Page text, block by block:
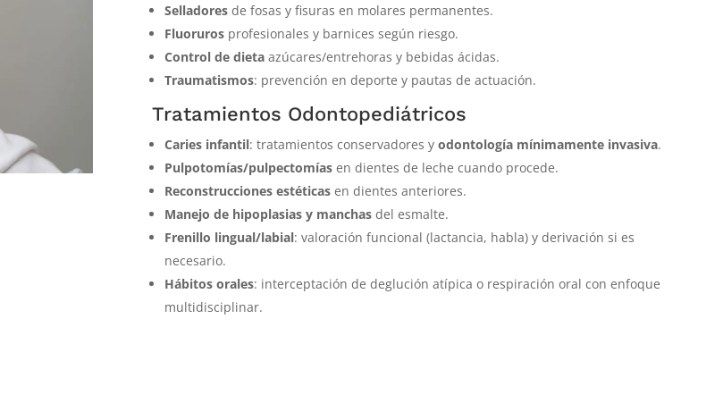
Selladores de fosas y fisuras en molares permanentes.
Fluoruros profesionales y barnices según riesgo.
Control de dieta azúcares/entrehoras y bebidas ácidas.
Traumatismos: prevención en deporte y pautas de actuación.
Tratamientos Odontopediátricos
Caries infantil: tratamientos conservadores yodontología mínimamente invasiva.
Pulpotomías/pulpectomías en dientes de leche cuando procede.
Reconstrucciones estéticas en dientes anteriores.
Manejo de hipoplasias y manchas del esmalte.
Frenillo lingual/labial: valoración funcional (lactancia, habla) y derivación si es
necesario.
Hábitos orales: interceptación de deglución atípica o respiración oral con enfoque
multidisciplinar.